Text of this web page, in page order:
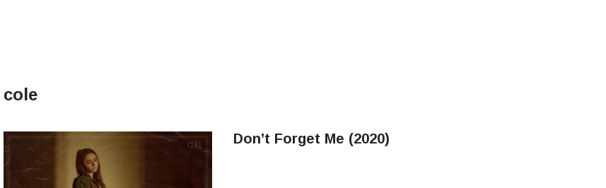
cole
Don’t Forget Me (2020)